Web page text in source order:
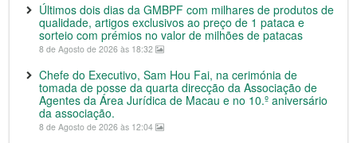
Últimos dois dias da GMBPF com milhares de produtos de
qualidade, artigos exclusivos ao preço de 1 pataca e
sorteio com prémios no valor de milhões de patacas
8 de Agosto de 2026 às 18:32
Chefe do Executivo, Sam Hou Fai, na cerimónia de
tomada de posse da quarta direcção da Associação de
Agentes da Área Jurídica de Macau e no 10.º aniversário
da associação.
8 de Agosto de 2026 às 12:04